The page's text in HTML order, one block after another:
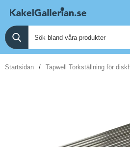
Startsidan Tapwell Torkställning för